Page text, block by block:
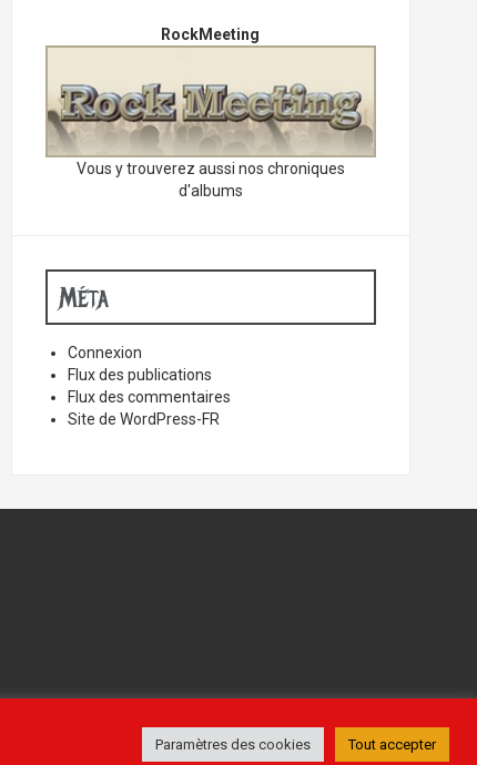
RockMeeting
Vous y trouverez aussi nos chroniques
d'albums
Méta
Connexion
Flux des publications
Flux des commentaires
Site de WordPress-FR
Paramètres des cookies Tout accepter